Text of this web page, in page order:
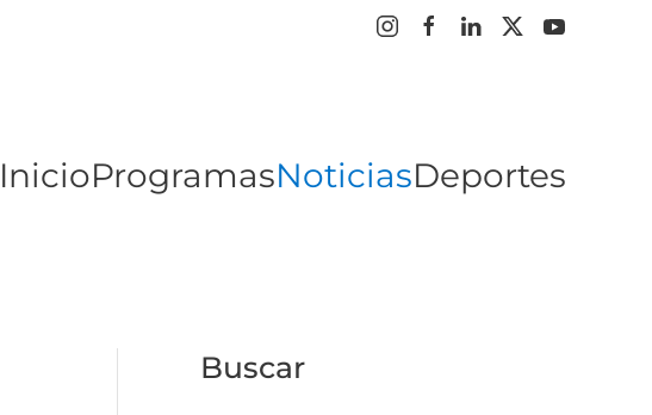
InicioProgramasNoticiasDeportes
Buscar